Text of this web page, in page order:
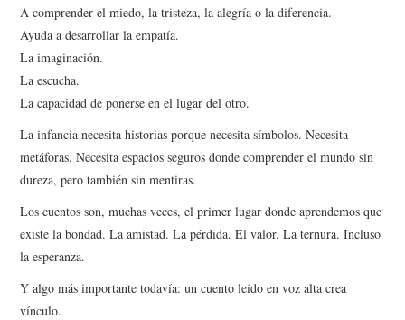
A comprender el miedo, la tristeza, la alegría o la diferencia.
Ayuda a desarrollar la empatía.
La imaginación.
La escucha.
La capacidad de ponerse en el lugar del otro.
La infancia necesita historias porque necesita símbolos. Necesita
metáforas. Necesita espacios seguros donde comprender el mundo sin
dureza, pero también sin mentiras.
Los cuentos son, muchas veces, el primer lugar donde aprendemos que
existe la bondad. La amistad. La pérdida. El valor. La ternura. Incluso
la esperanza.
Y algo más importante todavía: un cuento leído en voz alta crea
vínculo.